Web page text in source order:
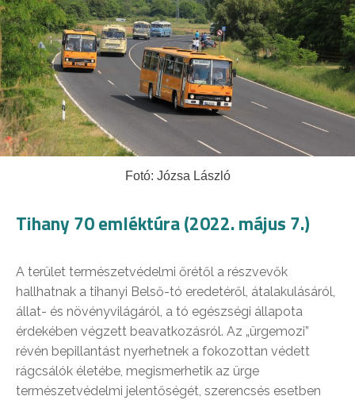
Fotó: Józsa László
Tihany 70 emléktúra (2022. május 7.)
A terület természetvédelmi őrétől a részvevők
hallhatnak a tihanyi Belső-tó eredetéről, átalakulásáról,
állat- és növényvilágáról, a tó egészségi állapota
érdekében végzett beavatkozásról. Az „ürgemozi”
révén bepillantást nyerhetnek a fokozottan védett
rágcsálók életébe, megismerhetik az ürge
természetvédelmi jelentőségét, szerencsés esetben